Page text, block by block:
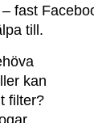
fast
till.
kan
filter?